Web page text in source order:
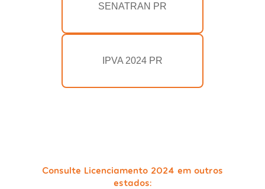
SENATRAN PR
IPVA 2024 PR
Consulte Licenciamento 2024 em outros
estados: